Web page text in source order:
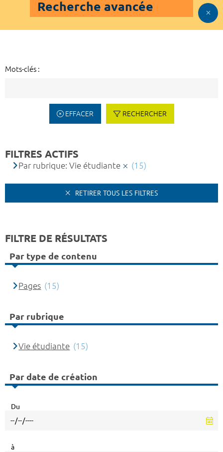
Recherche avancée
Mots-clés :
EFFACER RECHERCHER
FILTRES ACTIFS
Par rubrique: Vie étudiante (15)
RETIRER TOUS LES FILTRES
FILTRE DE RÉSULTATS
Par type de contenu
Pages (15)
Par rubrique
Vie étudiante (15)
Par date de création
Du
à